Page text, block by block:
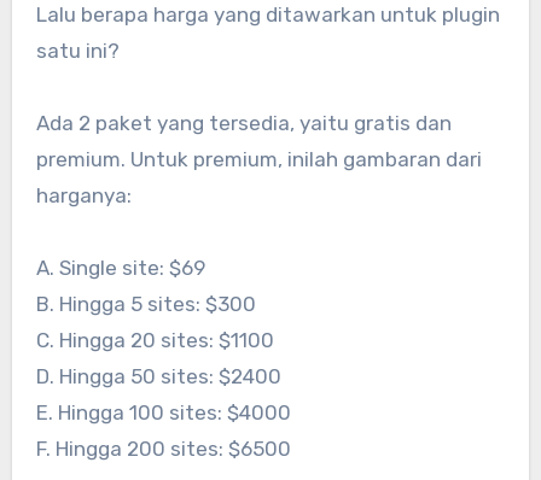
Lalu berapa harga yang ditawarkan untuk plugin
satu ini?
Ada 2 paket yang tersedia, yaitu gratis dan
premium. Untuk premium, inilah gambaran dari
harganya:
A. Single site: $69
B. Hingga 5 sites: $300
C. Hingga 20 sites: $1100
D. Hingga 50 sites: $2400
E. Hingga 100 sites: $4000
F. Hingga 200 sites: $6500